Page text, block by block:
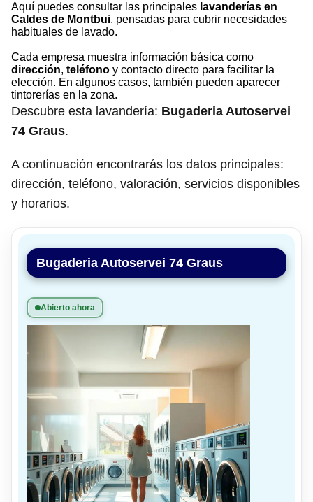
Aquí puedes consultar las principales lavanderías en
Caldes de Montbui, pensadas para cubrir necesidades
habituales de lavado.
Cada empresa muestra información básica como
dirección, teléfono y contacto directo para facilitar la
elección. En algunos casos, también pueden aparecer
tintorerías en la zona.
Descubre esta lavandería: Bugaderia Autoservei
74 Graus.
A continuación encontrarás los datos principales:
dirección, teléfono, valoración, servicios disponibles
y horarios.
Bugaderia Autoservei 74 Graus
Abierto ahora